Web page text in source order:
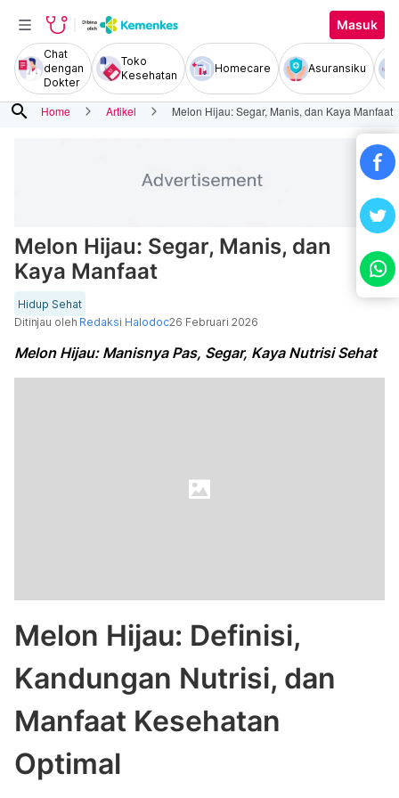
Masuk
Chat
dengan
Dokter
Toko
Kesehatan
Homecare Asuransiku
search Home Artikel Melon Hijau: Segar, Manis, dan Kaya Manfaat
Melon Hijau: Segar, Manis, dan
Kaya Manfaat
Hidup Sehat
Ditinjau oleh Redaksi Halodoc26 Februari 2026
Melon Hijau: Manisnya Pas, Segar, Kaya Nutrisi Sehat
Melon Hijau: Definisi,
Kandungan Nutrisi, dan
Manfaat Kesehatan
Optimal